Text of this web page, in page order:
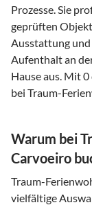
Prozesse. Sie
geprüften
Ausstattung und
Aufenthalt an
Hause aus. Mit
bei Traum-
Warum bei
Carvoeiro
Traum-
vielfältige